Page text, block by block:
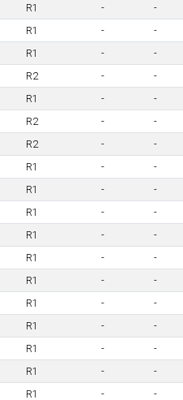
R1 - -
R1 - -
R1 - -
R2 - -
R1 - -
R2 - -
R2 - -
R1 - -
R1 - -
R1 - -
R1 - -
R1 - -
R1 - -
R1 - -
R1 - -
R1 - -
R1 - -
R1 - -